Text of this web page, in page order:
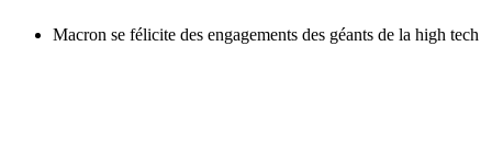
Macron se félicite des engagements des géants de la high tech